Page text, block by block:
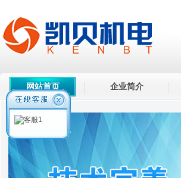
网站首页 企业简介